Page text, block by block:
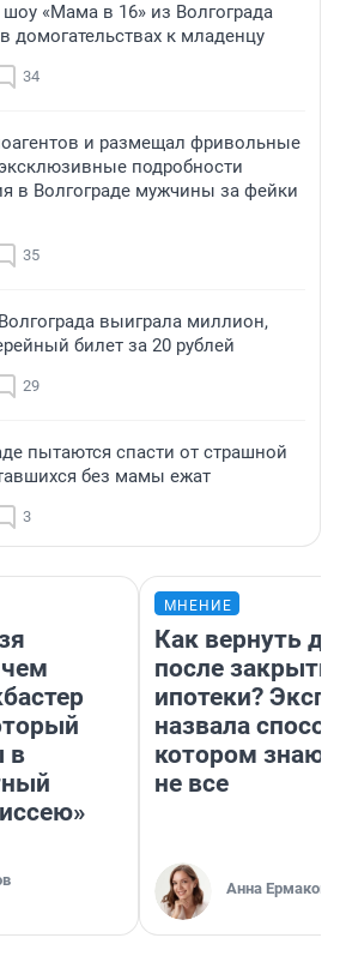
шоу «Мама в 16» из Волгограда
домогательствах к младенцу
34
и размещал фривольные
подробности
в Волгограде мужчины за фейки
35
выиграла миллион,
билет за 20 рублей
29
пытаются спасти от страшной
без мамы ежат
3
в
МНЕНИЕ
Как вернуть
после
ипотеки?
назвала
котором
не все
Анна Ермакова